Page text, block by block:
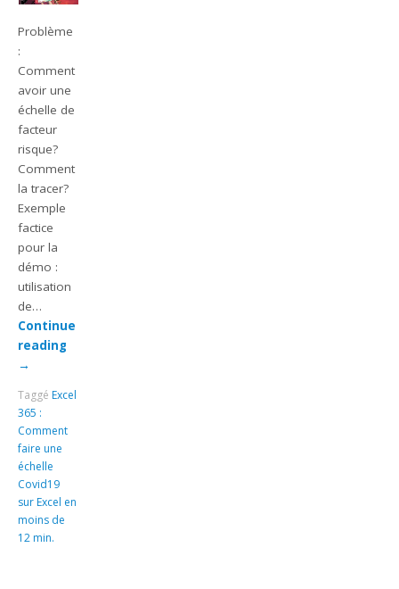
Problème
:
Comment
avoir une
échelle de
facteur
risque?
Comment
la tracer?
Exemple
factice
pour la
démo :
utilisation
de…
Continue
reading
→
Taggé Excel
365 :
Comment
faire une
échelle
Covid19
sur Excel en
moins de
12 min.